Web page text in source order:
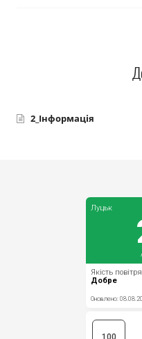
2_Інформація